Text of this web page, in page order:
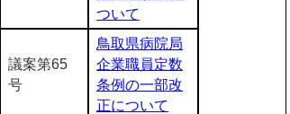
ついて
議案第65
号
鳥取県病院局
企業職員定数
条例の一部改
正について